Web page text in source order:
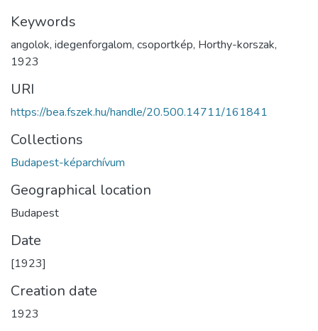
Keywords
angolok, idegenforgalom, csoportkép, Horthy-korszak,
1923
URI
https://bea.fszek.hu/handle/20.500.14711/161841
Collections
Budapest-képarchívum
Geographical location
Budapest
Date
[1923]
Creation date
1923